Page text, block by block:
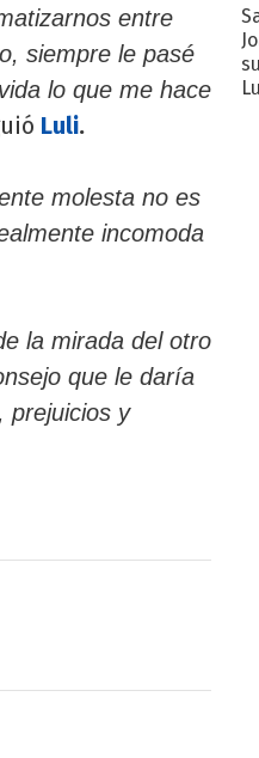
entre
siempre le pasé
lo que me hace
Luli.
molesta no es
incomoda
la mirada del otro
que le daría
prejuicios y